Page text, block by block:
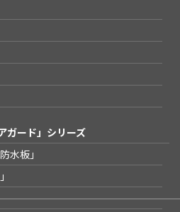
ガード」シリーズ
水板」